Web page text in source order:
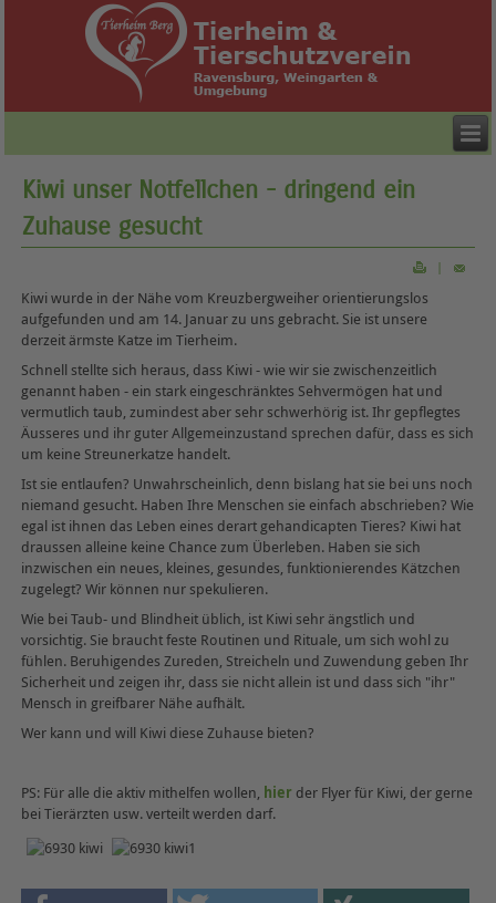
Kiwi unser Notfellchen - dringend ein
Zuhause gesucht
|
Kiwi wurde in der Nähe vom Kreuzbergweiher orientierungslos
aufgefunden und am 14. Januar zu uns gebracht. Sie ist unsere
derzeit ärmste Katze im Tierheim.
Schnell stellte sich heraus, dass Kiwi - wie wir sie zwischenzeitlich
genannt haben - ein stark eingeschränktes Sehvermögen hat und
vermutlich taub, zumindest aber sehr schwerhörig ist. Ihr gepflegtes
Äusseres und ihr guter Allgemeinzustand sprechen dafür, dass es sich
um keine Streunerkatze handelt.
Ist sie entlaufen? Unwahrscheinlich, denn bislang hat sie bei uns noch
niemand gesucht. Haben Ihre Menschen sie einfach abschrieben? Wie
egal ist ihnen das Leben eines derart gehandicapten Tieres? Kiwi hat
draussen alleine keine Chance zum Überleben. Haben sie sich
inzwischen ein neues, kleines, gesundes, funktionierendes Kätzchen
zugelegt? Wir können nur spekulieren.
Wie bei Taub- und Blindheit üblich, ist Kiwi sehr ängstlich und
vorsichtig. Sie braucht feste Routinen und Rituale, um sich wohl zu
fühlen. Beruhigendes Zureden, Streicheln und Zuwendung geben Ihr
Sicherheit und zeigen ihr, dass sie nicht allein ist und dass sich "ihr"
Mensch in greifbarer Nähe aufhält.
Wer kann und will Kiwi diese Zuhause bieten?
PS: Für alle die aktiv mithelfen wollen, hier der Flyer für Kiwi, der gerne
bei Tierärzten usw. verteilt werden darf.